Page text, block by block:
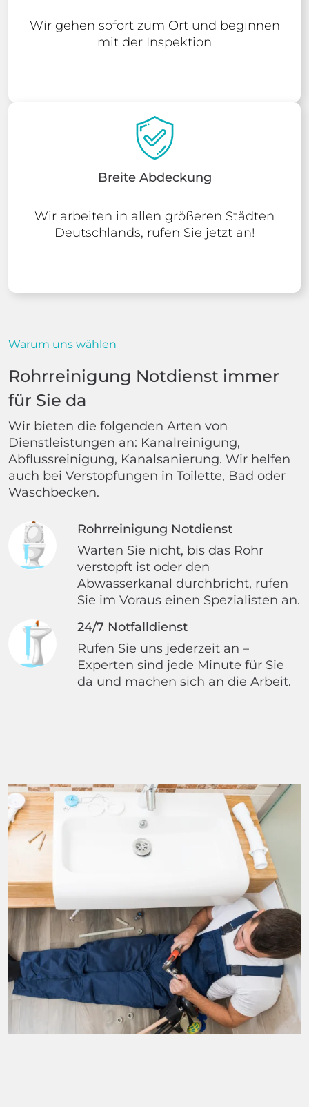
Wir gehen sofort zum Ort und beginnen
mit der Inspektion
Breite Abdeckung
Wir arbeiten in allen größeren Städten
Deutschlands, rufen Sie jetzt an!
Warum uns wählen
Rohrreinigung Notdienst immer
für Sie da
Wir bieten die folgenden Arten von
Dienstleistungen an: Kanalreinigung,
Abflussreinigung, Kanalsanierung. Wir helfen
auch bei Verstopfungen in Toilette, Bad oder
Waschbecken.
Rohrreinigung Notdienst
Warten Sie nicht, bis das Rohr
verstopft ist oder den
Abwasserkanal durchbricht, rufen
Sie im Voraus einen Spezialisten an.
24/7 Notfalldienst
Rufen Sie uns jederzeit an –
Experten sind jede Minute für Sie
da und machen sich an die Arbeit.